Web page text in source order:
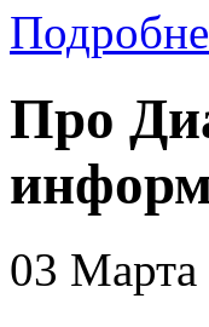
Про
03 Марта